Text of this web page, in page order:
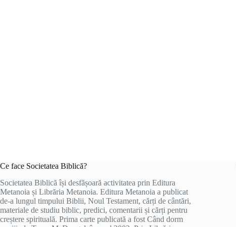
Ce face Societatea Biblică?
Societatea Biblică își desfășoară activitatea prin Editura
Metanoia și Librăria Metanoia. Editura Metanoia a publicat
de-a lungul timpului Biblii, Noul Testament, cărți de cântări,
materiale de studiu biblic, predici, comentarii și cărți pentru
creștere spirituală. Prima carte publicată a fost Când dorm